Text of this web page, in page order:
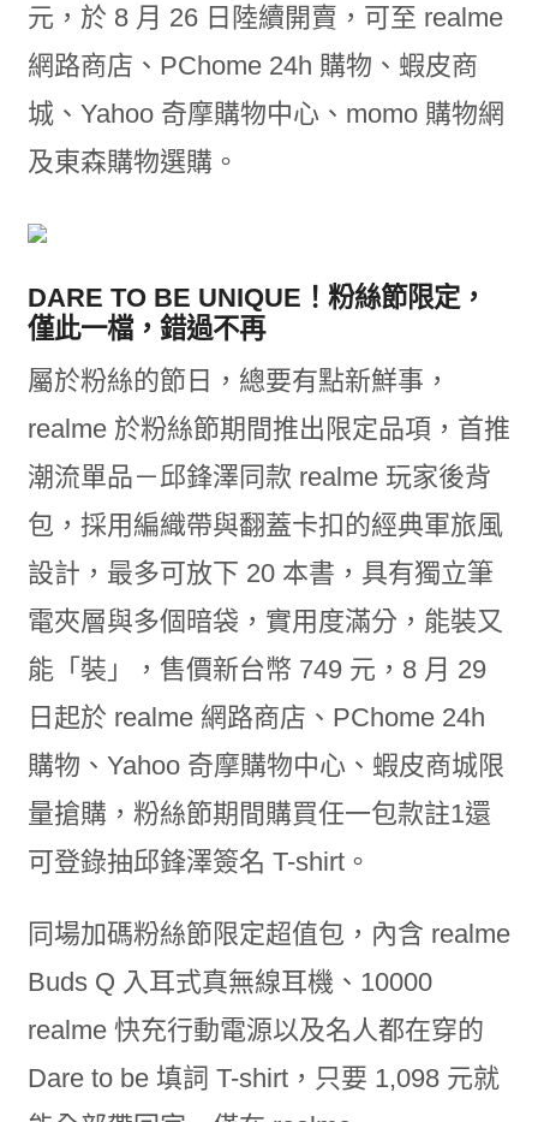
元，於 8 月 26 日陸續開賣，可至 realme
網路商店、PChome 24h 購物、蝦皮商
城、Yahoo 奇摩購物中心、momo 購物網
及東森購物選購。
DARE TO BE UNIQUE！粉絲節限定，
僅此一檔，錯過不再
屬於粉絲的節日，總要有點新鮮事，
realme 於粉絲節期間推出限定品項，首推
潮流單品－邱鋒澤同款 realme 玩家後背
包，採用編織帶與翻蓋卡扣的經典軍旅風
設計，最多可放下 20 本書，具有獨立筆
電夾層與多個暗袋，實用度滿分，能裝又
能「裝」，售價新台幣 749 元，8 月 29
日起於 realme 網路商店、PChome 24h
購物、Yahoo 奇摩購物中心、蝦皮商城限
量搶購，粉絲節期間購買任一包款註1還
可登錄抽邱鋒澤簽名 T-shirt。
同場加碼粉絲節限定超值包，內含 realme
Buds Q 入耳式真無線耳機、10000
realme 快充行動電源以及名人都在穿的
Dare to be 填詞 T-shirt，只要 1,098 元就